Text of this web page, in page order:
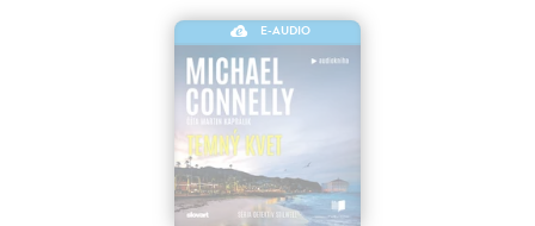
E-AUDIO